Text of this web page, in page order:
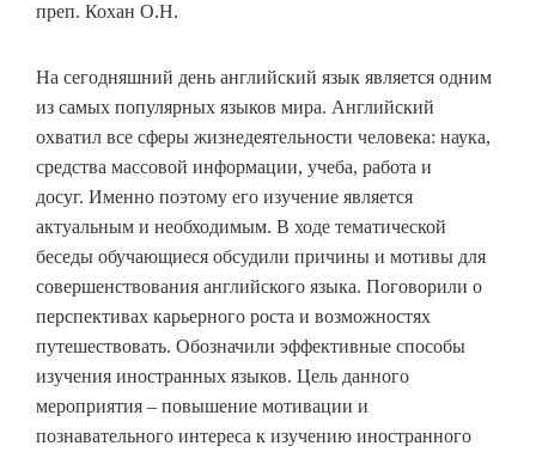
преп. Кохан О.Н.
На сегодняшний день английский язык является одним
из самых популярных языков мира. Английский
охватил все сферы жизнедеятельности человека: наука,
средства массовой информации, учеба, работа и
досуг. Именно поэтому его изучение является
актуальным и необходимым. В ходе тематической
беседы обучающиеся обсудили причины и мотивы для
совершенствования английского языка. Поговорили о
перспективах карьерного роста и возможностях
путешествовать. Обозначили эффективные способы
изучения иностранных языков. Цель данного
мероприятия – повышение мотивации и
познавательного интереса к изучению иностранного